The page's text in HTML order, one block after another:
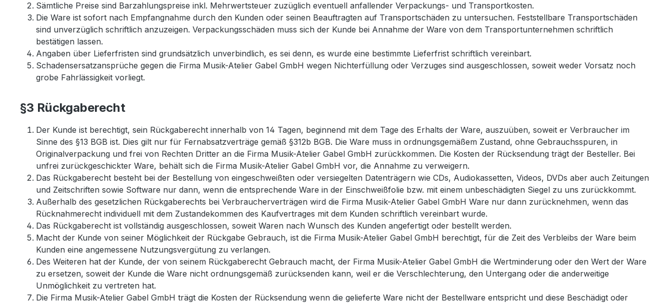
Sämtliche Preise sind Barzahlungspreise inkl. Mehrwertsteuer zuzüglich eventuell anfallender Verpackungs- und Transportkosten.
Die Ware ist sofort nach Empfangnahme durch den Kunden oder seinen Beauftragten auf Transportschäden zu untersuchen. Feststellbare Transportschäden
sind unverzüglich schriftlich anzuzeigen. Verpackungsschäden muss sich der Kunde bei Annahme der Ware von dem Transportunternehmen schriftlich
bestätigen lassen.
Angaben über Lieferfristen sind grundsätzlich unverbindlich, es sei denn, es wurde eine bestimmte Lieferfrist schriftlich vereinbart.
Schadensersatzansprüche gegen die Firma Musik-Atelier Gabel GmbH wegen Nichterfüllung oder Verzuges sind ausgeschlossen, soweit weder Vorsatz noch
grobe Fahrlässigkeit vorliegt.
§3 Rückgaberecht
Der Kunde ist berechtigt, sein Rückgaberecht innerhalb von 14 Tagen, beginnend mit dem Tage des Erhalts der Ware, auszuüben, soweit er Verbraucher im
Sinne des §13 BGB ist. Dies gilt nur für Fernabsatzverträge gemäß §312b BGB. Die Ware muss in ordnungsgemäßem Zustand, ohne Gebrauchsspuren, in
Originalverpackung und frei von Rechten Dritter an die Firma Musik-Atelier Gabel GmbH zurückkommen. Die Kosten der Rücksendung trägt der Besteller. Bei
unfrei zurückgeschickter Ware, behält sich die Firma Musik-Atelier Gabel GmbH vor, die Annahme zu verweigern.
Das Rückgaberecht besteht bei der Bestellung von eingeschweißten oder versiegelten Datenträgern wie CDs, Audiokassetten, Videos, DVDs aber auch Zeitungen
und Zeitschriften sowie Software nur dann, wenn die entsprechende Ware in der Einschweißfolie bzw. mit einem unbeschädigten Siegel zu uns zurückkommt.
Außerhalb des gesetzlichen Rückgaberechts bei Verbraucherverträgen wird die Firma Musik-Atelier Gabel GmbH Ware nur dann zurücknehmen, wenn das
Rücknahmerecht individuell mit dem Zustandekommen des Kaufvertrages mit dem Kunden schriftlich vereinbart wurde.
Das Rückgaberecht ist vollständig ausgeschlossen, soweit Waren nach Wunsch des Kunden angefertigt oder bestellt werden.
Macht der Kunde von seiner Möglichkeit der Rückgabe Gebrauch, ist die Firma Musik-Atelier Gabel GmbH berechtigt, für die Zeit des Verbleibs der Ware beim
Kunden eine angemessene Nutzungsvergütung zu verlangen.
Des Weiteren hat der Kunde, der von seinem Rückgaberecht Gebrauch macht, der Firma Musik-Atelier Gabel GmbH die Wertminderung oder den Wert der Ware
zu ersetzen, soweit der Kunde die Ware nicht ordnungsgemäß zurücksenden kann, weil er die Verschlechterung, den Untergang oder die anderweitige
Unmöglichkeit zu vertreten hat.
Die Firma Musik-Atelier Gabel GmbH trägt die Kosten der Rücksendung wenn die gelieferte Ware nicht der Bestellware entspricht und diese Beschädigt oder